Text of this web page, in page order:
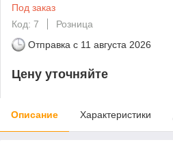
Под заказ
Код: 7
Розница
Отправка с 11 августа 2026
Цену уточняйте
Описание Характеристики